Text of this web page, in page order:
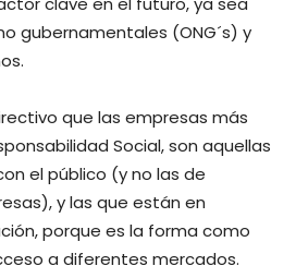
gubernamentales (ONG´s) y
que las empresas más
Social, son aquellas
el público (y no las de
y las que están en
porque es la forma como
a diferentes mercados.